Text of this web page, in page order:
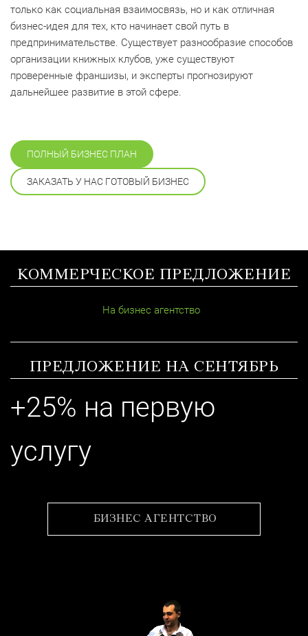
только как социальная взаимосвязь, но и как отличная
бизнес-идея для тех, кто начинает свой путь в
предпринимательстве. Существует разнообразие способов
организации книжных клубов, уже существуют
проверенные франшизы, и эксперты прогнозируют
дальнейшее развитие в этой сфере.
ПОЛНЫЙ БИЗНЕС ПЛАН
ЗАКАЗАТЬ У НАС ГОТОВЫЙ БИЗНЕС
КОММЕРЧЕСКОЕ ПРЕДЛОЖЕНИЕ
На бизнес агентство
ПРЕДЛОЖЕНИЕ НА СЕНТЯБРЬ
+25% на первую
услугу
БИЗНЕС АГЕНТСТВО